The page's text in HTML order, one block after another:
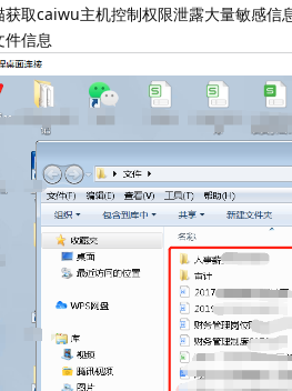
获取caiwu主机控制权限泄露大量敏感信
信息